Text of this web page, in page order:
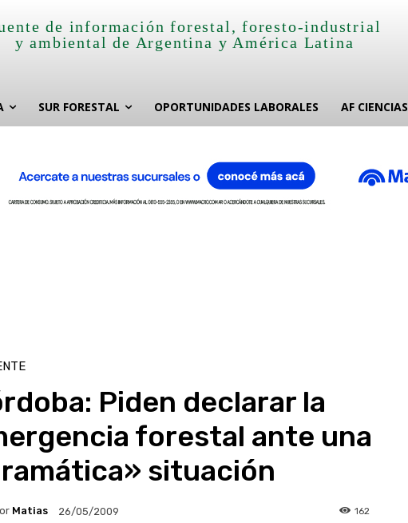
de información forestal, foresto-industrial
y ambiental de Argentina y América Latina
SUR FORESTAL OPORTUNIDADES LABORALES AF CIENCIAS
Piden declarar la
forestal ante una
situación
Matias 26/05/2009 162